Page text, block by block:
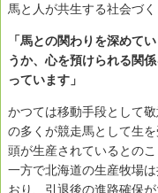
馬と人が共生する社会づ
「馬との関わりを深めて
うか、心を預けられる関
っています」
かつては移動手段として
の多くが競走馬として生
頭が生産されているとのこ
一方で北海道の生産牧場
おり、引退後の進路確保